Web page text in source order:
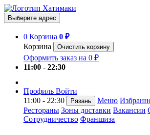
Выберите адрес
0 Корзина 0 ₽
Корзина
Очистить корзину
Оформить заказ на 0 ₽
11:00 - 22:30
Профиль Войти
11:00 - 22:30
Рязань Меню
Рестораны Зоны доставки Вакансии
Сотрудничество Франшиза